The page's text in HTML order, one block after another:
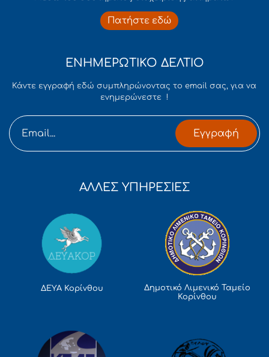
Πατήστε εδώ
ΕΝΗΜΕΡΩΤΙΚΟ ΔΕΛΤΙΟ
Κάντε εγγραφή εδώ συμπληρώνοντας το email σας, για να
ενημερώνεστε !
Εγγραφή
ΑΛΛΕΣ ΥΠΗΡΕΣΙΕΣ
ΔΕΥΑ Κορίνθου
Δημοτικό Λιμενικό Ταμείο
Κορίνθου